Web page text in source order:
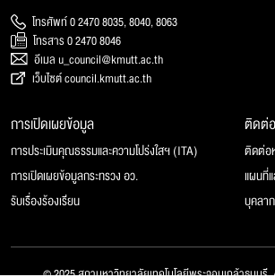
โทรศัพท์ 0 2470 8035, 8040, 8063
โทรสาร 0 2470 8046
อีเมล u_council@kmutt.ac.th
เว็บไซต์ council.kmutt.ac.th
การเปิดเผยข้อมูล
การประเมินคุณธรรมและความโปร่งใสฯ (ITA)
การเปิดเผยข้อมูลกระทรวง อว.
รับเรื่องร้องเรียน
ติดต่
ติดต่อ
แผนที่
บุคลา